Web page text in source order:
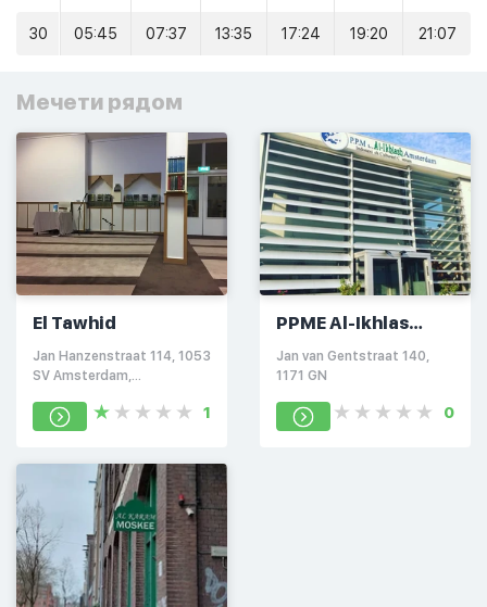
30 05:45 07:37 13:35 17:24 19:20 21:07
Мечети рядом
El Tawhid
Jan Hanzenstraat 114, 1053
SV Amsterdam,
1
PPME Al-Ikhlas
Amsterdam
Jan van Gentstraat 140,
1171 GN
0